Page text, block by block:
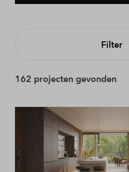
Filter
162 projecten gevonden